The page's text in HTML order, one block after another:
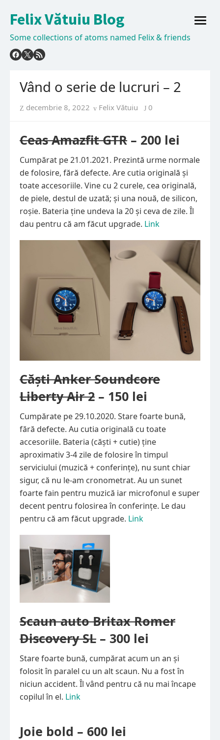
to
Felix Vătuiu Blog
Some collections of atoms named Felix & friends
open
Vând o serie de lucruri – 2
Posted
decembrie 8, 2022 Author
Felix Vătuiu 0
Ceas Amazfit GTR – 200 lei
Cumpărat pe 21.01.2021. Prezintă urme normale
de folosire, fără defecte. Are cutia originală și
toate accesoriile. Vine cu 2 curele, cea originală,
de piele, destul de uzată; și una nouă, de silicon,
roșie. Bateria ține undeva la 20 și ceva de zile. Îl
dau pentru că am făcut upgrade. Link
Căști Anker Soundcore
Liberty Air 2 – 150 lei
Cumpărate pe 29.10.2020. Stare foarte bună,
fără defecte. Au cutia originală cu toate
accesoriile. Bateria (căști + cutie) ține
aproximativ 3-4 zile de folosire în timpul
serviciului (muzică + conferințe), nu sunt chiar
sigur, că nu le-am cronometrat. Au un sunet
foarte fain pentru muzică iar microfonul e super
decent pentru folosirea în conferințe. Le dau
pentru că am făcut upgrade. Link
Scaun auto Britax Romer
Discovery SL – 300 lei
Stare foarte bună, cumpărat acum un an și
folosit în paralel cu un alt scaun. Nu a fost în
niciun accident. Îl vând pentru că nu mai încape
copilul în el. Link
Joie bold – 600 lei